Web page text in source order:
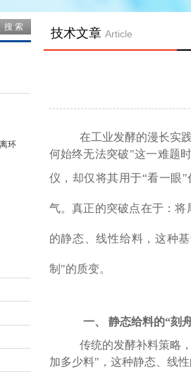
环
技术文章 Article
在工业发酵的漫长实
何始终无法突破"这一难题
仪，却仅将其用于“看一眼
气。真正的突破点在于：将
的静态、线性给料，这种
制"的质变。
一、 静态给料的“刻
传统的发酵补料策略
加多少料"，这种静态、线